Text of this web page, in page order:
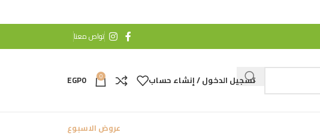
تواص معنا
تسجيل الدخول / إنشاء حساب 0
EGP0
عروض الاسبوع